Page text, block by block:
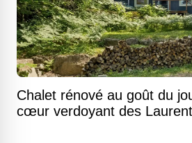
Chalet rénové au goût du
cœur verdoyant des